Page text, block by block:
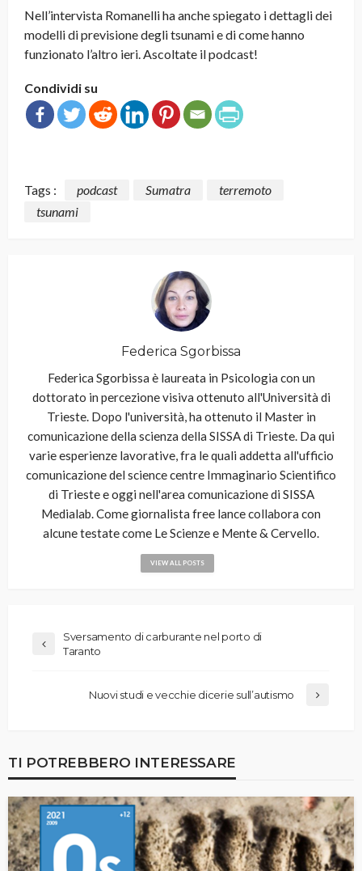
Nell’intervista Romanelli ha anche spiegato i dettagli dei
modelli di previsione degli tsunami e di come hanno
funzionato l’altro ieri. Ascoltate il podcast!
Condividi su
Tags : podcast Sumatra
terremoto
tsunami
Federica Sgorbissa
Federica Sgorbissa è laureata in Psicologia con un
dottorato in percezione visiva ottenuto all'Università di
Trieste. Dopo l'università, ha ottenuto il Master in
comunicazione della scienza della SISSA di Trieste. Da qui
varie esperienze lavorative, fra le quali addetta all'ufficio
comunicazione del science centre Immaginario Scientifico
di Trieste e oggi nell'area comunicazione di SISSA
Medialab. Come giornalista free lance collabora con
alcune testate come Le Scienze e Mente & Cervello.
VIEW ALL POSTS
Sversamento di carburante nel porto di
Taranto
Nuovi studi e vecchie dicerie sull’autismo
TI POTREBBERO INTERESSARE